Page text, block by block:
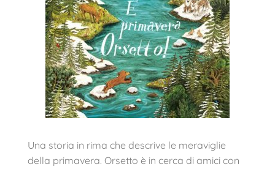
Una storia in rima che descrive le meraviglie
della primavera. Orsetto è in cerca di amici con